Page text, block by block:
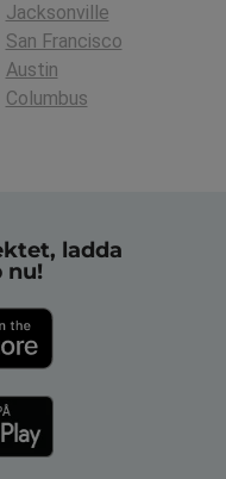
Jacksonville
San Francisco
Austin
Columbus
ladda
nu!